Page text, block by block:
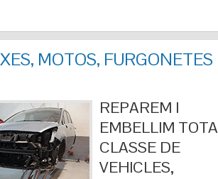
MOTOS, FURGONETES
REPAREM I
EMBELLIM TOTA
CLASSE DE
VEHICLES,